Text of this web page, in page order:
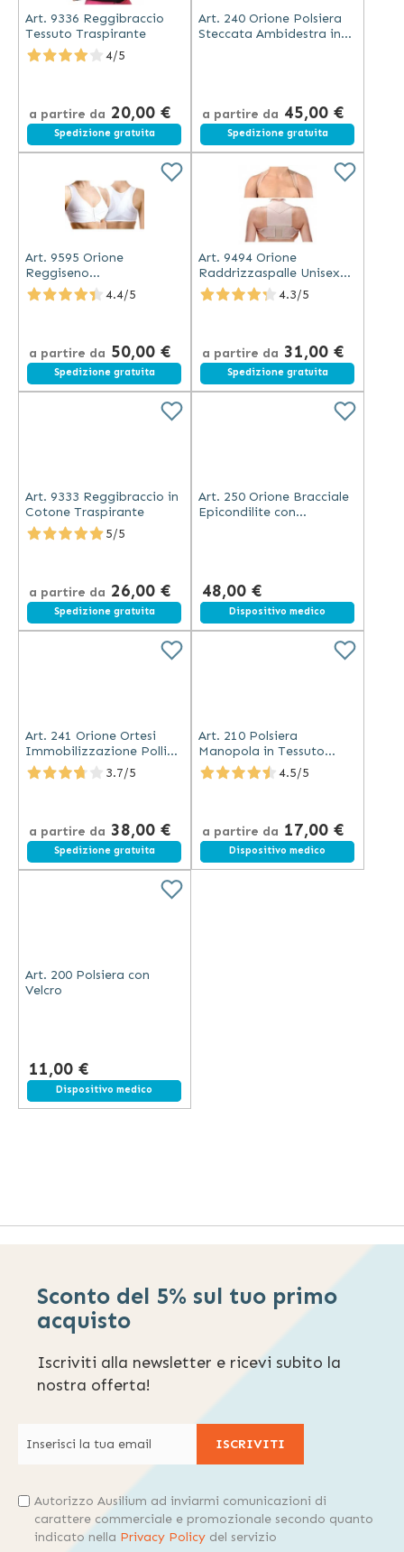
Art. 9336 Reggibraccio
Tessuto Traspirante
4/5
a partire da 20,00 €
Spedizione gratuita
Art. 240 Orione Polsiera
Steccata Ambidestra in
a partire da 45,00 €
Spedizione gratuita
Art. 9595 Orione
Reggiseno
Raddrizzaspalle Bianco
Coppa B
4.4/5
a partire da 50,00 €
Spedizione gratuita
Art. 9494 Orione
Raddrizzaspalle Unisex
Regolabile
4.3/5
a partire da 31,00 €
Spedizione gratuita
Art. 9333 Reggibraccio in
Cotone Traspirante
5/5
a partire da 26,00 €
Spedizione gratuita
Art. 250 Orione Bracciale
Epicondilite con
48,00 €
Spedizione gratuita
Dispositivo medico
Art. 241 Orione Ortesi
Immobilizzazione Pollice
Termoforabile3.7/5
a partire da 38,00 €
Spedizione gratuita
Art. 210 Polsiera
Manopola in Tessuto
Elastico Differenziato
4.5/5
a partire da 17,00 €
Spedizione gratuita
Dispositivo medico
Art. 200 Polsiera con
Velcro
11,00 €
Spedizione gratuita
Dispositivo medico
Sconto del 5% sul tuo primo
acquisto
Iscriviti alla newsletter e ricevi subito la
nostra offerta!
ISCRIVITI
Autorizzo Ausilium ad inviarmi comunicazioni di
carattere commerciale e promozionale secondo quanto
indicato nella Privacy Policy del servizio